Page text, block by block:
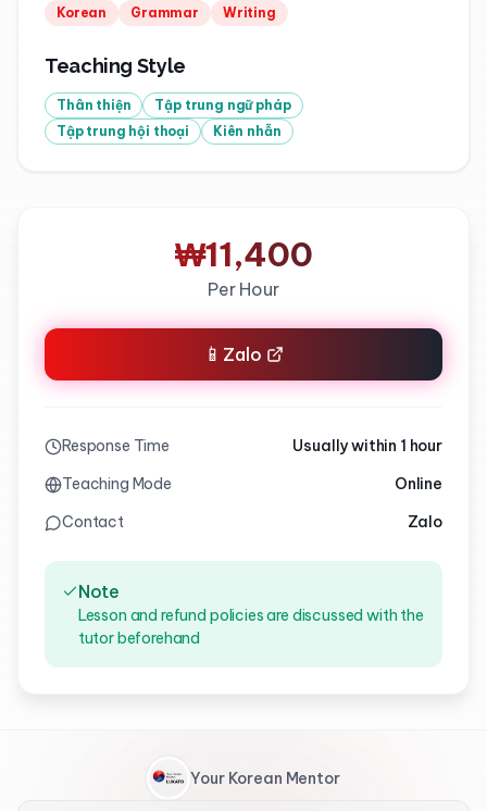
Korean Grammar Writing
Teaching Style
Thân thiện
Tập trung ngữ pháp
Tập trung hội thoại
Kiên nhẫn
₩11,400
Per Hour
📱 Zalo
Response Time
Usually within 1 hour
Teaching Mode
Online
Contact
Zalo
Note
Lesson and refund policies are discussed with the
tutor beforehand
Your Korean Mentor